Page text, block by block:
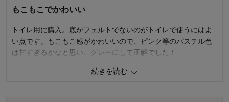
商品を使う人：
もこもこでかわいい
トイレ用に購入。底がフェルトでないのがトイレで使うにはよ
い点です。もこもこ感がかわいいので、ピンク等のパステル色
は甘すぎるかなと思い、グレーにして正解でした！
人が参考になりました
続きを読む